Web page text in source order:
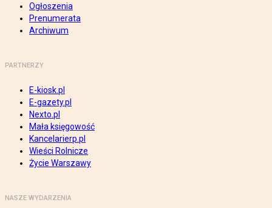
Ogłoszenia
Prenumerata
Archiwum
PARTNERZY
E-kiosk.pl
E-gazety.pl
Nexto.pl
Mała księgowość
Kancelarierp.pl
Wieści Rolnicze
Życie Warszawy
NASZE WYDARZENIA